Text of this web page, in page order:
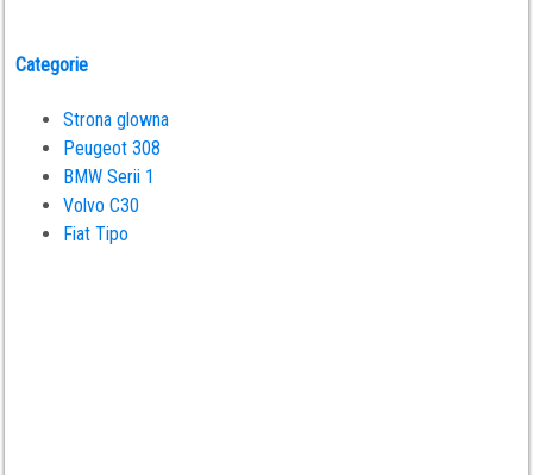
Categorie
Strona glowna
Peugeot 308
BMW Serii 1
Volvo C30
Fiat Tipo